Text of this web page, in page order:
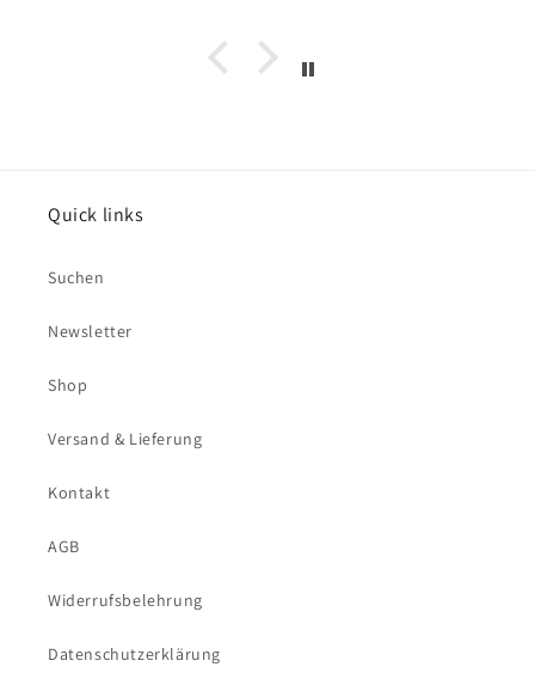
Quick links
Suchen
Newsletter
Shop
Versand & Lieferung
Kontakt
AGB
Widerrufsbelehrung
Datenschutzerklärung